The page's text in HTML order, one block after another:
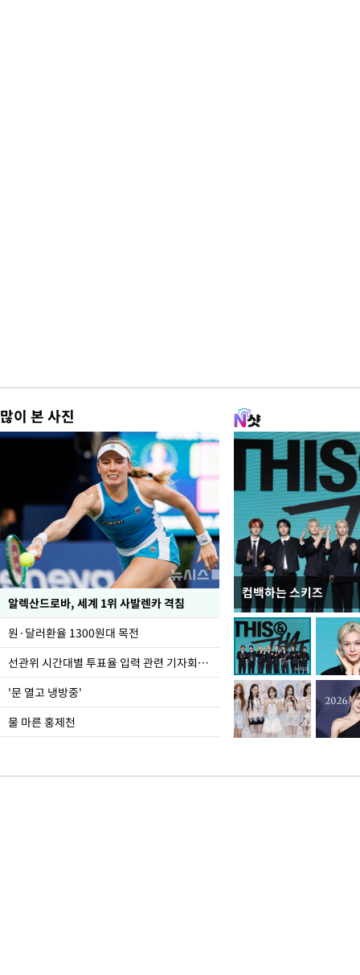
많이 본 사진
알렉산드로바, 세계 1위 사발렌카 격침
원·달러환율 1300원대 목전
선관위 시간대별 투표율 입력 관련 기자회견하는 주진우 의원
'문 열고 냉방중'
물 마른 홍제천
컴백하는 스키즈
주유소 기름값 12주